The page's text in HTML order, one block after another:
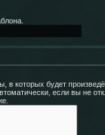
которых будет
если вы не